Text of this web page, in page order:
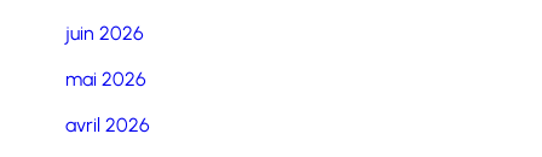
juin 2026
mai 2026
avril 2026